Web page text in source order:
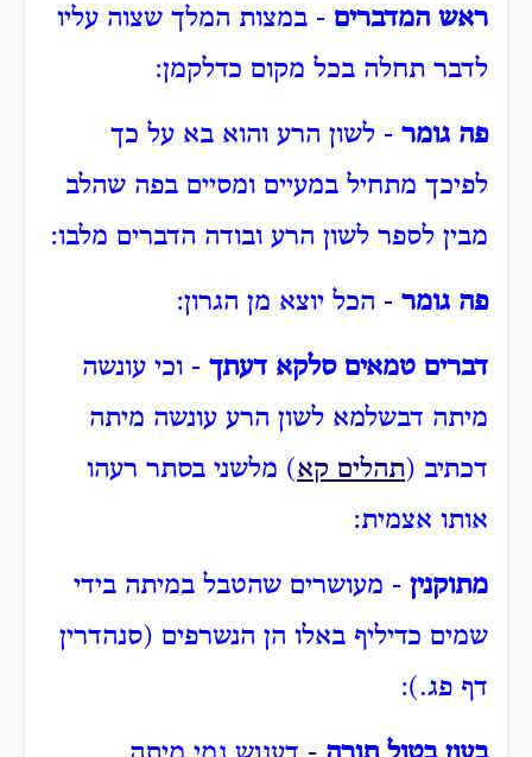
ראש המדברים - במצות המלך שצוה עליו
לדבר תחלה בכל מקום כדלקמן:
פה גומר - לשון הרע והוא בא על כך
לפיכך מתחיל במעיים ומסיים בפה שהלב
מבין לספר לשון הרע ובודה הדברים מלבו:
פה גומר - הכל יוצא מן הגרון:
דברים טמאים סלקא דעתך - וכי עונשה
מיתה דבשלמא לשון הרע עונשה מיתה
דכתיב (תהלים קא) מלשני בסתר רעהו
אותו אצמית:
מתוקנין - מעושרים שהטבל במיתה בידי
שמים כדיליף באלו הן הנשרפים (סנהדרין
דף פג.):